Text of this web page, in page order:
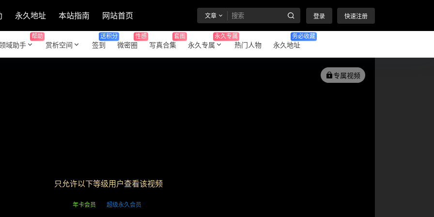
永久地址 本站指南 网站首页 文章 登录 快速注册
域助手
帮助
赏析空间 签到
送积分
微密圈
性感
写真合集
套图
永久专属
永久专属
热门人物 永久地址
务必收藏
专属视频
只允许以下等级用户查看该视频
年卡会员 超级永久会员